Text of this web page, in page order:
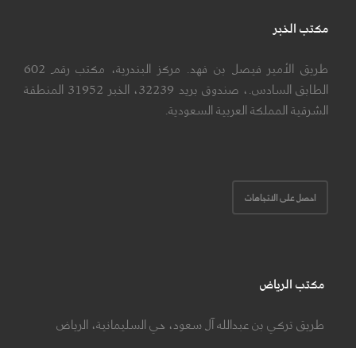
مكتب الخبر
طريق الأمير فيصل بن فهد. مركز البندرية، مكتب رقم 602
الطابق السادس.، صندوق بريد 32239، الخبر 31952 المنطقة
الشرقية المملكة العربية السعودية.
احصل على الاتجاهات
مكتب الرياض
طريق تركي بن عبدالله آل سعود، حي السليمانية، الرياض